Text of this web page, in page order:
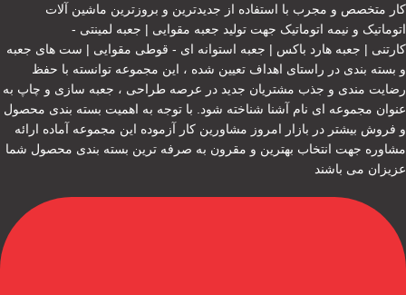
کار متخصص و مجرب با استفاده از جدیدترین و بروزترین ماشین آلات
اتوماتیک و نیمه اتوماتیک جهت تولید جعبه مقوایی | جعبه لمینتی -
کارتنی | جعبه هارد باکس | جعبه استوانه ای - قوطی مقوایی | ست های جعبه
و بسته بندی در راستای اهداف تعیین شده ، این مجموعه توانسته با حفظ
رضایت مندی و جذب مشتریان جدید در عرصه طراحی ، جعبه سازی و چاپ به
عنوان مجموعه ای نام آشنا شناخته شود. با توجه به اهمیت بسته بندی محصول
و فروش بیشتر در بازار امروز مشاورین کار آزموده این مجموعه آماده ارائه
مشاوره جهت انتخاب بهترین و مقرون به صرفه ترین بسته بندی محصول شما
عزیزان می باشند